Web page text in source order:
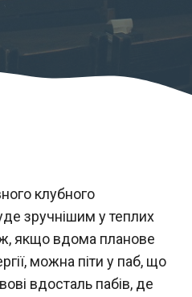
клубного
зручнішим у теплих
якщо вдома планове
можна піти у паб, що
вдосталь пабів, де